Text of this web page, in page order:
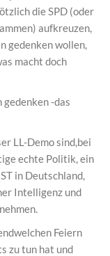
die SPD (oder
aufkreuzen,
gedenken wollen,
macht doch
-das
LL-Demo sind,bei
echte Politik, ein
in Deutschland,
Intelligenz und
Feiern
zu tun hat und